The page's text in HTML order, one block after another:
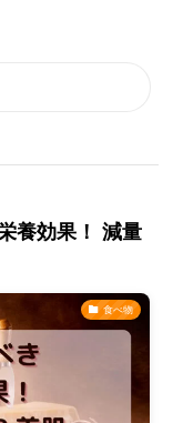
養効果！ 減量
食べ物